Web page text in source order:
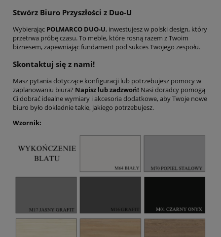
Stwórz Biuro Przyszłości z Duo-U
Wybierając POLMARCO DUO-U, inwestujesz w polski design, który
przetrwa próbę czasu. To meble, które rosną razem z Twoim
biznesem, zapewniając fundament pod sukces Twojego zespołu.
Skontaktuj się z nami!
Masz pytania dotyczące konfiguracji lub potrzebujesz pomocy w
zaplanowaniu biura? Napisz lub zadzwoń! Nasi doradcy pomogą
Ci dobrać idealne wymiary i akcesoria dodatkowe, aby Twoje nowe
biuro było dokładnie takie, jakiego potrzebujesz.
Wzornik: